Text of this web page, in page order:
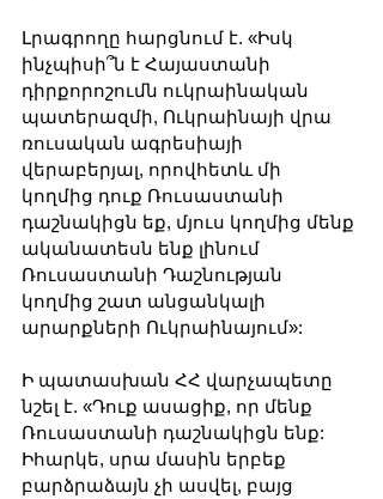
Լրագրողը հարցնում է. «Իսկ
ինչպիսի՞ն է Հայաստանի
դիրքորոշումն ուկրաինական
պատերազմի, Ուկրաինայի վրա
ռուսական ագրեսիայի
վերաբերյալ, որովհետև մի
կողմից դուք Ռուսաստանի
դաշնակիցն եք, մյուս կողմից մենք
ականատեսն ենք լինում
Ռուսաստանի Դաշնության
կողմից շատ անցանկալի
արարքների Ուկրաինայում»:
Ի պատասխան ՀՀ վարչապետը
նշել է. «Դուք ասացիք, որ մենք
Ռուսաստանի դաշնակիցն ենք:
Իհարկե, սրա մասին երբեք
բարձրաձայն չի ասվել, բայց